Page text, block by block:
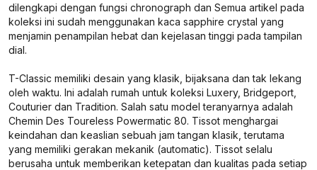
dilengkapi dengan fungsi chronograph dan Semua artikel pada
koleksi ini sudah menggunakan kaca sapphire crystal yang
menjamin penampilan hebat dan kejelasan tinggi pada tampilan
dial.
T-Classic memiliki desain yang klasik, bijaksana dan tak lekang
oleh waktu. Ini adalah rumah untuk koleksi Luxery, Bridgeport,
Couturier dan Tradition. Salah satu model teranyarnya adalah
Chemin Des Toureless Powermatic 80. Tissot menghargai
keindahan dan keaslian sebuah jam tangan klasik, terutama
yang memiliki gerakan mekanik (automatic). Tissot selalu
berusaha untuk memberikan ketepatan dan kualitas pada setiap